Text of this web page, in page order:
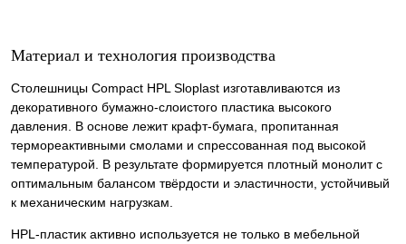
Материал и технология производства
Столешницы Compact HPL Sloplast изготавливаются из
декоративного бумажно-слоистого пластика высокого
давления. В основе лежит крафт-бумага, пропитанная
термореактивными смолами и спрессованная под высокой
температурой. В результате формируется плотный монолит с
оптимальным балансом твёрдости и эластичности, устойчивый
к механическим нагрузкам.
HPL-пластик активно используется не только в мебельной